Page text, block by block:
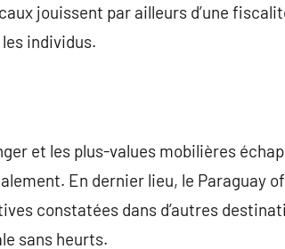
jouissent par ailleurs d’une
individus.
et les plus-values mobilières
En dernier lieu, le Paraguay
constatées dans d’autres
sans heurts.